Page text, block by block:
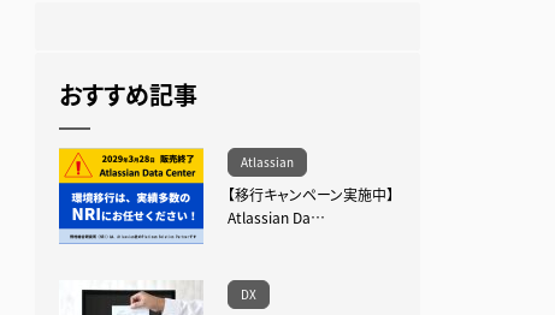
おすすめ記事
Atlassian
【移行キャンペーン実施中】
Atlassian Da…
DX